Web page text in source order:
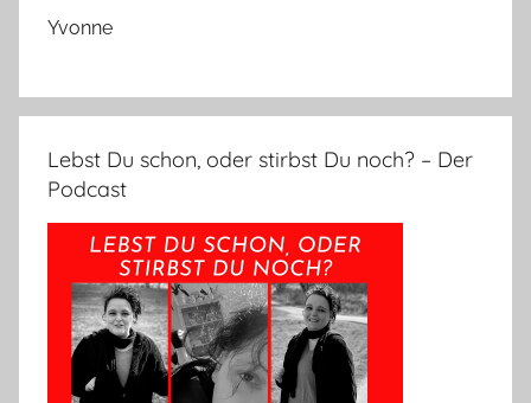
Yvonne
Lebst Du schon, oder stirbst Du noch? – Der
Podcast